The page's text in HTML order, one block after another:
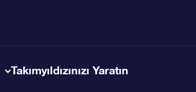
Takımyıldızınızı Yaratın